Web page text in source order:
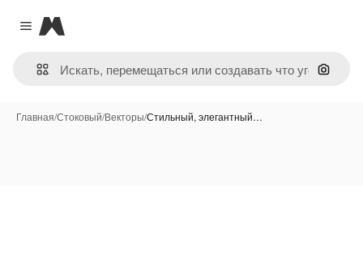
Close menu
Magnific
Поиск
Главная/Стоковый/Векторы/Стильный, элегантный…